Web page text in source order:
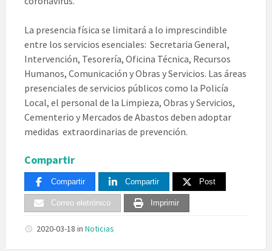
La presencia física se limitará a lo imprescindible
entre los servicios esenciales: Secretaria General,
Intervención, Tesorería, Oficina Técnica, Recursos
Humanos, Comunicación y Obras y Servicios. Las áreas
presenciales de servicios públicos como la Policía
Local, el personal de la Limpieza, Obras y Servicios,
Cementerio y Mercados de Abastos deben adoptar
medidas extraordinarias de prevención.
Compartir
Compartir Compartir Post
Correo eletrónico Imprimir
2020-03-18 in Noticias